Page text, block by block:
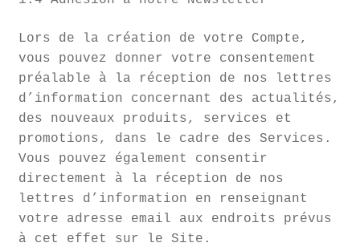
Lors de la création de votre Compte,
vous pouvez donner votre consentement
préalable à la réception de nos lettres
d’information concernant des actualités,
des nouveaux produits, services et
promotions, dans le cadre des Services.
Vous pouvez également consentir
directement à la réception de nos
lettres d’information en renseignant
votre adresse email aux endroits prévus
à cet effet sur le Site.